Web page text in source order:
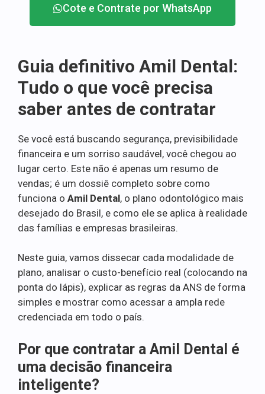
Cote e Contrate por WhatsApp
Guia definitivo Amil Dental:
Tudo o que você precisa
saber antes de contratar
Se você está buscando segurança, previsibilidade
financeira e um sorriso saudável, você chegou ao
lugar certo. Este não é apenas um resumo de
vendas; é um dossiê completo sobre como
funciona o Amil Dental, o plano odontológico mais
desejado do Brasil, e como ele se aplica à realidade
das famílias e empresas brasileiras.
Neste guia, vamos dissecar cada modalidade de
plano, analisar o custo-benefício real (colocando na
ponta do lápis), explicar as regras da ANS de forma
simples e mostrar como acessar a ampla rede
credenciada em todo o país.
Por que contratar a Amil Dental é
uma decisão financeira
inteligente?